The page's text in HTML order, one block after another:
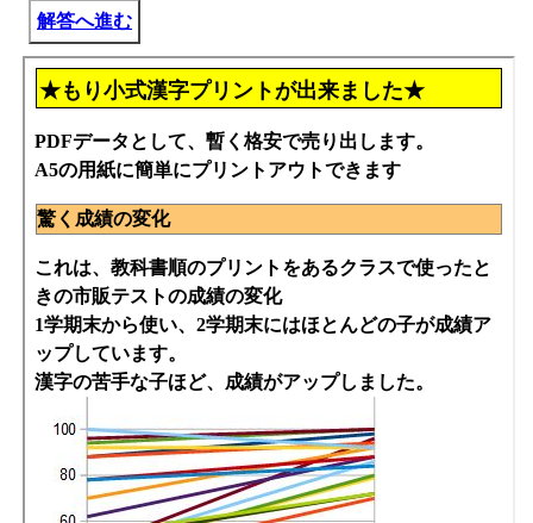
解答へ進む